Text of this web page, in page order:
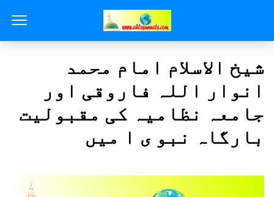
شیخ الاسلام امام محمد
انوار اللہ فاروقی اور
جامعہ نظامیہ کی مقبولیت
بارگاہ نبو ی ا میں